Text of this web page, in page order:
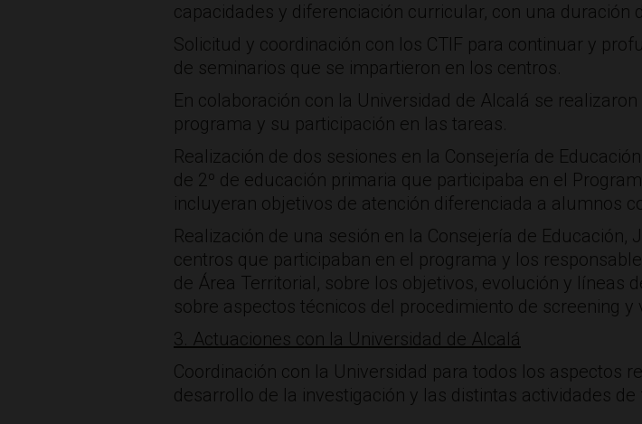
capacidades y diferenciación curricular, con una duración
Solicitud y coordinación con los CTIF para continuar y
de seminarios que se impartieron en los centros.
En colaboración con la Universidad de Alcalá se
programa y su participación en las tareas.
Realización de dos sesiones en la Consejería de
de 2º de educación primaria que participaba en el
incluyeran objetivos de atención diferenciada a alumnos
Realización de una sesión en la Consejería de
centros que participaban en el programa y los
de Área Territorial, sobre los objetivos, evolución y
sobre aspectos técnicos del procedimiento de screening
3. Actuaciones con la Universidad de Alcalá
Coordinación con la Universidad para todos los aspectos
desarrollo de la investigación y las distintas actividades